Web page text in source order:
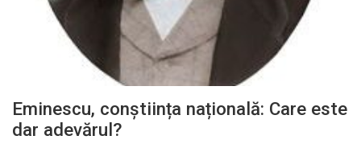
Eminescu, conștiința națională: Care este
dar adevărul?